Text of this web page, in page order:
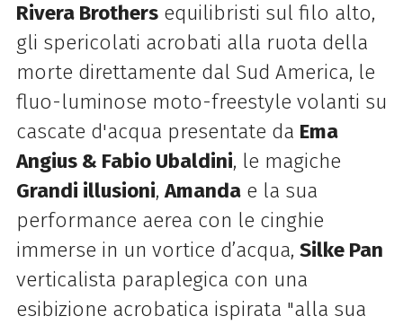
Rivera Brothersequilibristi sul filo alto,
gli spericolati acrobati alla ruota della
morte direttamente dal Sud America, le
fluo-luminose moto-freestyle volanti su
cascate d'acqua presentate da Ema
Angius & Fabio Ubaldini, le magiche
Grandi illusioni,Amandae la sua
performance aerea con le cinghie
immerse in un vortice d’acqua, Silke Pan
verticalista paraplegica con una
esibizione acrobatica ispirata "alla sua